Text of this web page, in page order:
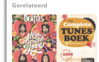
Gerelateerd